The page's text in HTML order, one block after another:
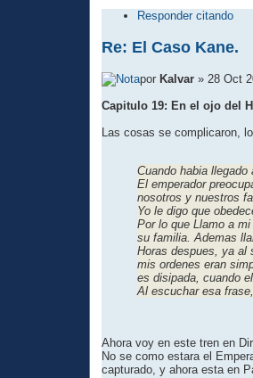
Responder citando
Re: El Caso Kane.
por Kalvar » 28 Oct
Capitulo 19: En el ojo del
Las cosas se complicaron,
Cuando habia
El emperador
nosotros y nuestros
Yo le digo que
Por lo que Llamo a
su familia. Ademas
Horas despues, ya al
mis ordenes eran
es disipada, cuando
Al escuchar esa
Ahora voy en este tren en
No se como estara el
capturado, y ahora esta en